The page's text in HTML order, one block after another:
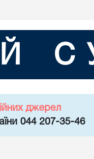
джерел
044 207-35-46